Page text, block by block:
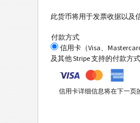
此货币将用于发票收据以及
付款方式
信用卡（Visa、
及其他 Stripe 支持的付款方式
信用卡详细信息将在下一页